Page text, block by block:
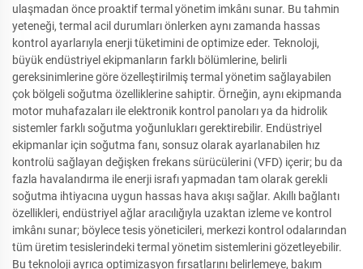
ulaşmadan önce proaktif termal yönetim imkânı sunar. Bu tahmin
yeteneği, termal acil durumları önlerken aynı zamanda hassas
kontrol ayarlarıyla enerji tüketimini de optimize eder. Teknoloji,
büyük endüstriyel ekipmanların farklı bölümlerine, belirli
gereksinimlerine göre özelleştirilmiş termal yönetim sağlayabilen
çok bölgeli soğutma özelliklerine sahiptir. Örneğin, aynı ekipmanda
motor muhafazaları ile elektronik kontrol panoları ya da hidrolik
sistemler farklı soğutma yoğunlukları gerektirebilir. Endüstriyel
ekipmanlar için soğutma fanı, sonsuz olarak ayarlanabilen hız
kontrolü sağlayan değişken frekans sürücülerini (VFD) içerir; bu da
fazla havalandırma ile enerji israfı yapmadan tam olarak gerekli
soğutma ihtiyacına uygun hassas hava akışı sağlar. Akıllı bağlantı
özellikleri, endüstriyel ağlar aracılığıyla uzaktan izleme ve kontrol
imkânı sunar; böylece tesis yöneticileri, merkezi kontrol odalarından
tüm üretim tesislerindeki termal yönetim sistemlerini gözetleyebilir.
Bu teknoloji ayrıca optimizasyon fırsatlarını belirlemeye, bakım